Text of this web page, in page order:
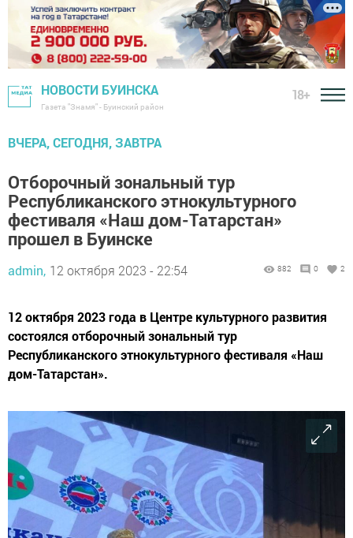
НОВОСТИ БУИНСКА
Газета "Знамя" - Буинский район
18+
ВЧЕРА, СЕГОДНЯ, ЗАВТРА
Отборочный зональный тур
Республиканского этнокультурного
фестиваля «Наш дом-Татарстан»
прошел в Буинске
admin, 12 октября 2023 - 22:54 882 0 2
12 октября 2023 года в Центре культурного развития
состоялся отборочный зональный тур
Республиканского этнокультурного фестиваля «Наш
дом-Татарстан».